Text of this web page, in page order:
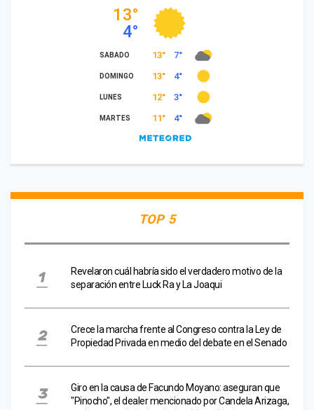
TOP 5
Revelaron cuál habría sido el verdadero motivo de la
separación entre Luck Ra y La Joaqui
Crece la marcha frente al Congreso contra la Ley de
Propiedad Privada en medio del debate en el Senado
Giro en la causa de Facundo Moyano: aseguran que
"Pinocho", el dealer mencionado por Candela Arizaga,